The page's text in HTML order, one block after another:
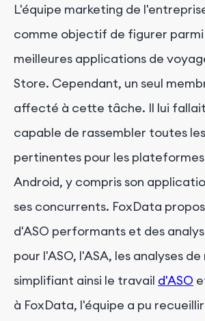
L'équipe marketing de
comme objectif de figurer parmi
meilleures applications de
Store. Cependant, un seul
affecté à cette tâche. Il lui
capable de rassembler toutes
pertinentes pour les
Android, y compris son
ses concurrents. FoxData
d'ASO performants et des
pour l'ASO, l'ASA, les analyses
simplifiant ainsi le travail d'ASO
à FoxData, l'équipe a pu